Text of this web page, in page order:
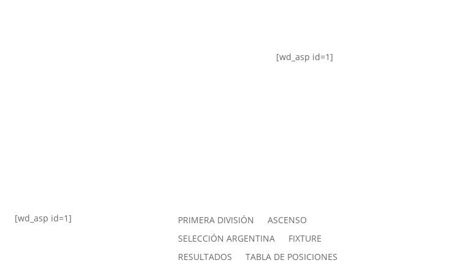
[wd_asp id=1]
[wd_asp id=1] PRIMERA DIVISIÓN
ASCENSO
SELECCIÓN ARGENTINA
FIXTURE
RESULTADOS
TABLA DE POSICIONES